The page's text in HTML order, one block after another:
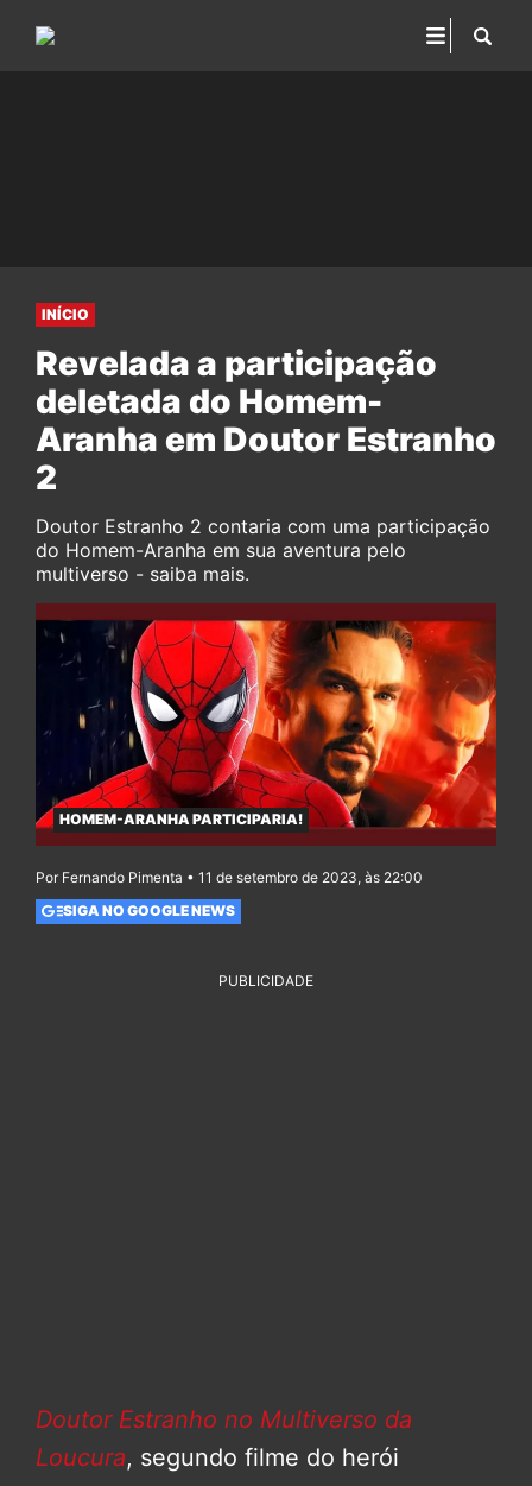
INÍCIO
Revelada a participação
deletada do Homem-
Aranha em Doutor Estranho
2
Doutor Estranho 2 contaria com uma participação
do Homem-Aranha em sua aventura pelo
multiverso - saiba mais.
HOMEM-ARANHA PARTICIPARIA!
Por Fernando Pimenta • 11 de setembro de 2023, às 22:00
SIGA NO GOOGLE NEWS
PUBLICIDADE
Doutor Estranho no Multiverso da
Loucura, segundo filme do herói